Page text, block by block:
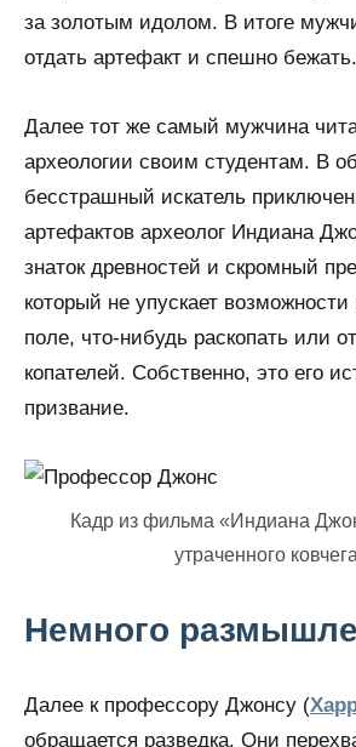
за золотым идолом. В итоге
отдать артефакт и спешно бежать.
Далее тот же самый мужчина
археологии своим студентам. В
бесстрашный искатель
артефактов археолог Индиана
знаток древностей и скромный
который не упускает возможности
поле, что-нибудь раскопать или
копателей. Собственно, это его
призвание.
Кадр из фильма «Индиана
утраченного
Немного
Далее к профессору Джонсу (
обращается разведка. Они